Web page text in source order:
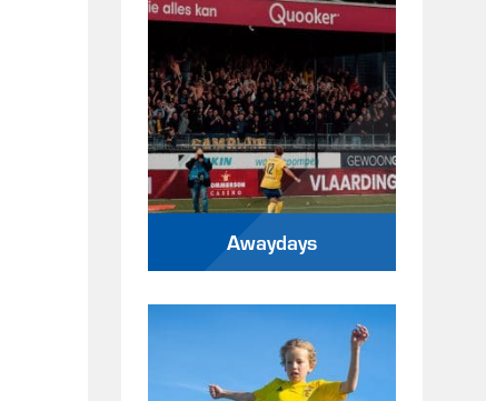
Awaydays